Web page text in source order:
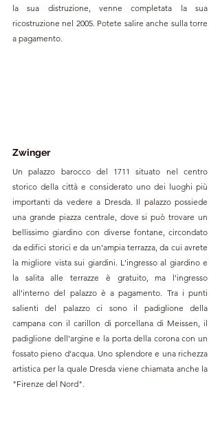
la sua distruzione, venne completata la sua
ricostruzione nel 2005. Potete salire anche sulla torre
a pagamento.
Zwinger
Un palazzo barocco del 1711 situato nel centro
storico della città e considerato uno dei luoghi più
importanti da vedere a Dresda. Il palazzo possiede
una grande piazza centrale, dove si può trovare un
bellissimo giardino con diverse fontane, circondato
da edifici storici e da un'ampia terrazza, da cui avrete
la migliore vista sui giardini. L'ingresso al giardino e
la salita alle terrazze è gratuito, ma l'ingresso
all'interno del palazzo è a pagamento. Tra i punti
salienti del palazzo ci sono il padiglione della
campana con il carillon di porcellana di Meissen, il
padiglione dell'argine e la porta della corona con un
fossato pieno d'acqua. Uno splendore e una richezza
artistica per la quale Dresda viene chiamata anche la
"Firenze del Nord".